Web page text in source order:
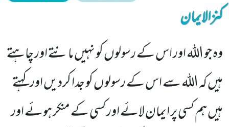
کنزالایمان
وہ جو اللہ اور اس کے رسولوں کو نہیں مانتے اور چاہتے
ہیں کہ اللہ سے اس کے رسولوں کو جدا کردیں اور کہتے
ہیں ہم کسی پر ایمان لائے اور کسی کے منکر ہوئے اور